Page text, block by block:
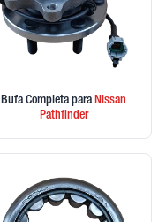
Bufa Completa paraNissan
Pathfinder